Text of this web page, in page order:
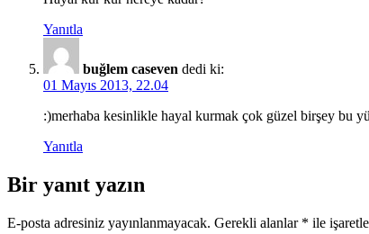
Yanıtla
buğlem caseven dedi ki:
01 Mayıs 2013, 22.04
:)merhaba kesinlikle hayal kurmak çok güzel birşey bu
Yanıtla
Bir yanıt yazın
E-posta adresiniz yayınlanmayacak. Gerekli alanlar * ile